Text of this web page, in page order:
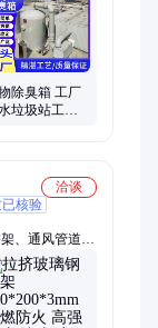
钢输送机防护
障碍球、玻璃
璃钢盖板、污
除臭箱 工厂
垃圾站工业
洽谈
已核验
、通风管道、
风机进出风
板、玻璃钢拱
檩条、玻璃钢
、玻璃钢管